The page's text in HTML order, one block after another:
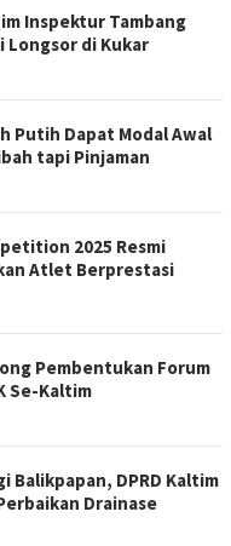
Inspektur Tambang
di Kukar
Putih Dapat Modal Awal
tapi Pinjaman
2025 Resmi
Atlet Berprestasi
Pembentukan Forum
Se-Kaltim
Balikpapan, DPRD Kaltim
Drainase